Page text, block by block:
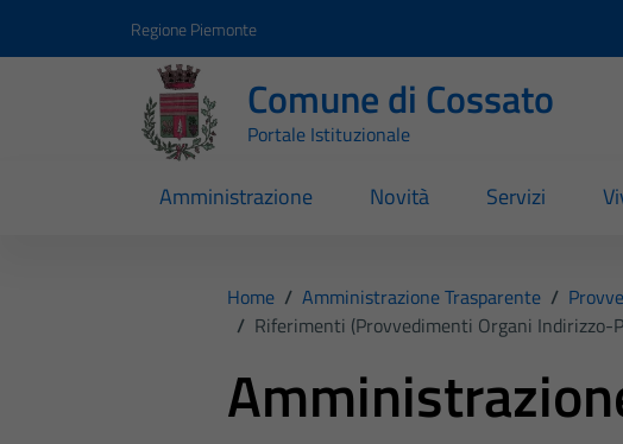
Regione Piemonte
Comune di Cossato
Portale Istituzionale
Amministrazione Novità Servizi
Home / Amministrazione Trasparente /
/ Riferimenti (Provvedimenti Organi Indirizzo-